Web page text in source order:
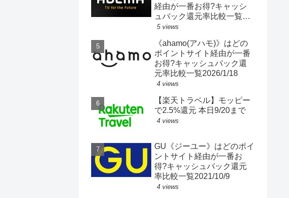
経由が一番お得?キャッシ
ュバック還元率比較一覧
2021/10/10
5 views
《ahamo(アハモ)》はどの
ポイントサイト経由が一番
お得?キャッシュバック還
元率比較一覧2026/1/18
4 views
【楽天トラベル】モッピー
で2.5%還元 本日9/20まで
4 views
GU《ジーユー》はどのポイ
ントサイト経由が一番お
得?キャッシュバック還元
率比較一覧2021/10/9
4 views